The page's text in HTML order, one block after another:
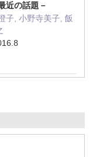
近の話題－
子, 小野寺美子, 飯